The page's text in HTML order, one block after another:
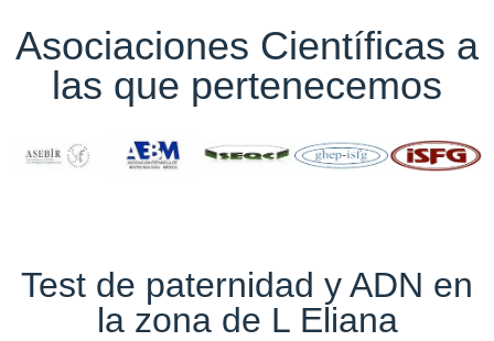
Asociaciones Científicas a
las que pertenecemos
Test de paternidad y ADN en
la zona de L Eliana